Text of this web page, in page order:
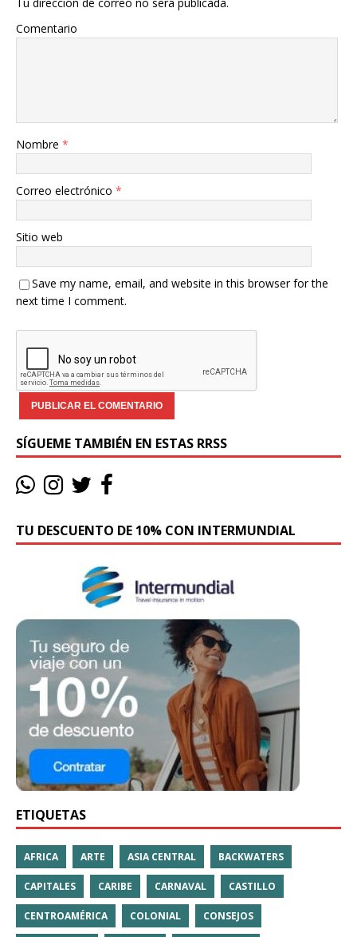
Comentario
Nombre *
Correo electrónico *
Sitio web
Save my name, email, and website in this browser for the
next time I comment.
SÍGUEME TAMBIÉN EN ESTAS RRSS
TU DESCUENTO DE 10% CON INTERMUNDIAL
ETIQUETAS
AFRICA ARTE ASIA CENTRAL BACKWATERS
CAPITALES CARIBE CARNAVAL CASTILLO
CENTROAMÉRICA COLONIAL CONSEJOS